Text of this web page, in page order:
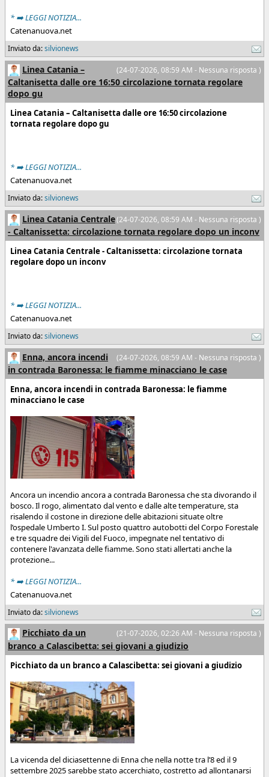
* ➡️ LEGGI NOTIZIA...
Catenanuova.net
Inviato da:silvionews
(24-07-2026, 08:59 AM - Nessuna risposta )
Linea Catania –
Caltanisetta dalle ore 16:50 circolazione tornata regolare
dopo gu
Linea Catania – Caltanisetta dalle ore 16:50 circolazione
tornata regolare dopo gu
* ➡️ LEGGI NOTIZIA...
Catenanuova.net
Inviato da:silvionews
(24-07-2026, 08:59 AM - Nessuna risposta )
Linea Catania Centrale
- Caltanissetta: circolazione tornata regolare dopo un inconv
Linea Catania Centrale - Caltanissetta: circolazione tornata
regolare dopo un inconv
* ➡️ LEGGI NOTIZIA...
Catenanuova.net
Inviato da:silvionews
(24-07-2026, 08:59 AM - Nessuna risposta )
Enna, ancora incendi
in contrada Baronessa: le fiamme minacciano le case
Enna, ancora incendi in contrada Baronessa: le fiamme
minacciano le case
Ancora un incendio ancora a contrada Baronessa che sta divorando il
bosco. Il rogo, alimentato dal vento e dalle alte temperature, sta
risalendo il costone in direzione delle abitazioni situate oltre
l’ospedale Umberto I. Sul posto quattro autobotti del Corpo Forestale
e tre squadre dei Vigili del Fuoco, impegnate nel tentativo di
contenere l'avanzata delle fiamme. Sono stati allertati anche la
protezione...
* ➡️ LEGGI NOTIZIA...
Catenanuova.net
Inviato da:silvionews
(21-07-2026, 02:26 AM - Nessuna risposta )
Picchiato da un
branco a Calascibetta: sei giovani a giudizio
Picchiato da un branco a Calascibetta: sei giovani a giudizio
La vicenda del diciasettenne di Enna che nella notte tra l’8 ed il 9
settembre 2025 sarebbe stato accerchiato, costretto ad allontanarsi